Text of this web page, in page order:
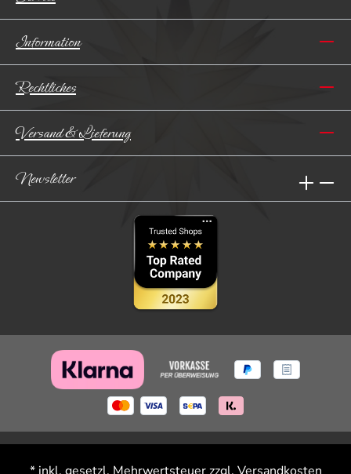
Information
Rechtliches
Versand & Lieferung
Newsletter